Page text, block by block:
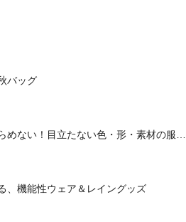
バッグ
めない！目立たない色・形・素材の服を
、機能性ウェア＆レイングッズ